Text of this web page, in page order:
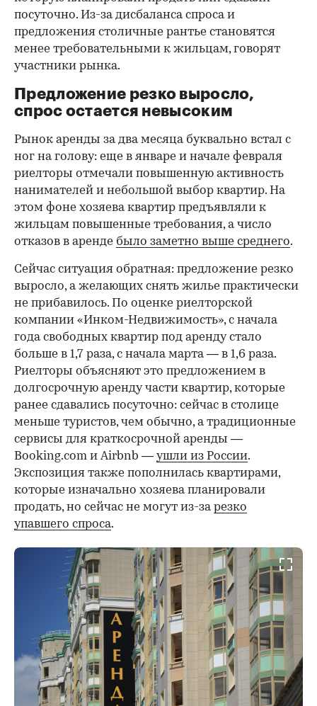
посуточно. Из-за дисбаланса спроса и
предложения столичные рантье становятся
менее требовательными к жильцам, говорят
участники рынка.
Предложение резко выросло,
спрос остается невысоким
Рынок аренды за два месяца буквально встал с
ног на голову: еще в январе и начале февраля
риелторы отмечали повышенную активность
нанимателей и небольшой выбор квартир. На
этом фоне хозяева квартир предъявляли к
жильцам повышенные требования, а число
отказов в аренде было заметно выше среднего.
00:00 / 00:00
Сейчас ситуация обратная: предложение резко
выросло, а желающих снять жилье практически
не прибавилось. По оценке риелторской
компании «Инком-Недвижимость», с начала
года свободных квартир под аренду стало
больше в 1,7 раза, с начала марта — в 1,6 раза.
Риелторы объясняют это предложением в
долгосрочную аренду части квартир, которые
ранее сдавались посуточно: сейчас в столице
меньше туристов, чем обычно, а традиционные
сервисы для краткосрочной аренды —
Booking.com и Airbnb — ушли из России.
Экспозиция также пополнилась квартирами,
которые изначально хозяева планировали
продать, но сейчас не могут из-зарезко
упавшего спроса.